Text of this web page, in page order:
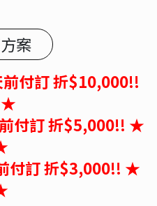
案
付訂 折$10,000!!
付訂 折$5,000!! ★
付訂 折$3,000!! ★